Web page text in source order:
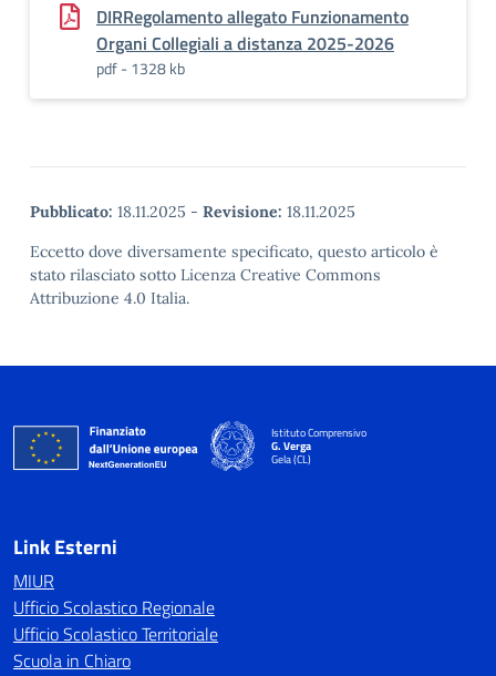
DIRRegolamento allegato Funzionamento
Organi Collegiali a distanza 2025-2026
pdf - 1328 kb
Pubblicato: 18.11.2025 - Revisione: 18.11.2025
Eccetto dove diversamente specificato, questo articolo è
stato rilasciato sotto Licenza Creative Commons
Attribuzione 4.0 Italia.
Istituto Comprensivo
G. Verga
Gela (CL)
Link Esterni
MIUR
Ufficio Scolastico Regionale
Ufficio Scolastico Territoriale
Scuola in Chiaro